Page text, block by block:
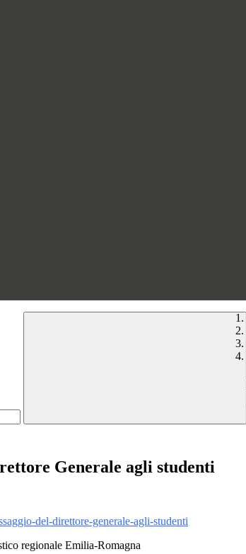
Generale agli studenti
del-direttore-generale-agli-studenti
regionale Emilia-Romagna